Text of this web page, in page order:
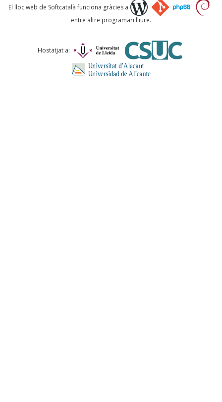
Què proposeu?
Comentari *
El lloc web de Softcatalà funciona gràcies a
entre altre programari lliure.
Hostatjat a: